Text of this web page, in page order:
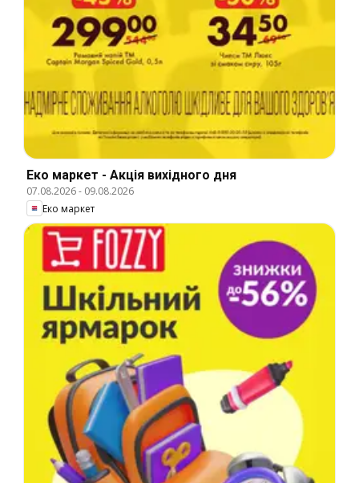
Еко маркет - Акція вихідного дня
07.08.2026- 09.08.2026
Еко маркет